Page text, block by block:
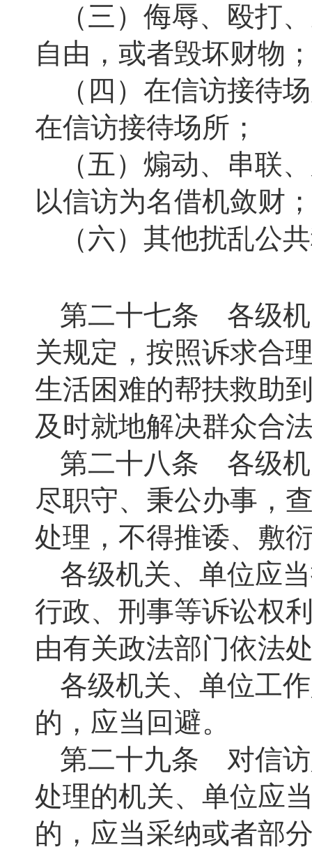
（三）侮辱、殴打
自由，或者毁坏财物
（四）在信访接待
在信访接待场所；
（五）煽动、串联
以信访为名借机敛财
（六）其他扰乱公
第二十七条 各级机
关规定，按照诉求合
生活困难的帮扶救助
及时就地解决群众合
第二十八条 各级机
尽职守、秉公办事，
处理，不得推诿、敷
各级机关、单位应
行政、刑事等诉讼权
由有关政法部门依法
各级机关、单位工
的，应当回避。
第二十九条 对信访
处理的机关、单位应
的，应当采纳或者部